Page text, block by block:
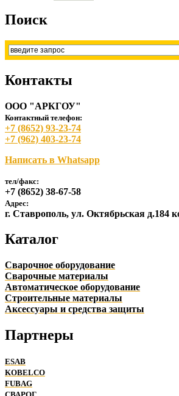
Поиск
Контакты
ООО "АРКГОУ"
Контактный телефон:
+7 (8652) 93-23-74
+7 (962) 403-23-74
Написать в Whatsapp
тел/факс:
+7 (8652) 38-67-58
Адрес:
г. Ставрополь, ул. Октябрьская д.184
Каталог
Сварочное оборудование
Сварочные материалы
Автоматическое оборудование
Строительные материалы
Аксессуары и средства защиты
Партнеры
ESAB
KOBELCO
FUBAG